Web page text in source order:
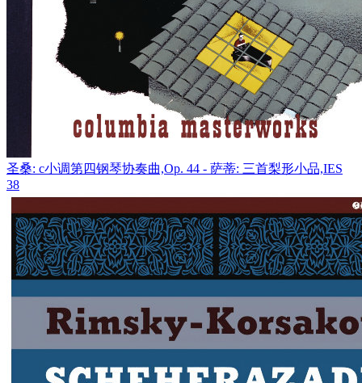
圣桑: c小调第四钢琴协奏曲,Op. 44 - 萨蒂: 三首梨形小品,IES
38